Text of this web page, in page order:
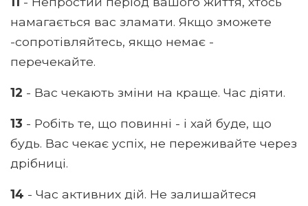
намагається вас зламати. Якщо зможете
-сопротівляйтесь, якщо немає -
перечекайте.
12 - Вас чекають зміни на краще. Час діяти.
13 - Робіть те, що повинні - і хай буде, що
будь. Вас чекає успіх, не переживайте через
дрібниці.
14 - Час активних дій. Не залишайтеся